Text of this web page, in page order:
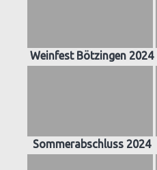
Weinfest Bötzingen 2024
Sommerabschluss 2024